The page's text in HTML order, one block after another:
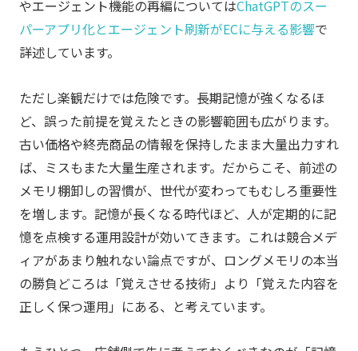
やエージェント機能の再編についてはChatGPTのスー
パーアプリ化とエージェント刷新がECに与える影響で
詳述しています。
ただし楽観だけでは危険です。長期記憶が強くなるほ
ど、誤った前提を覚えたときの影響範囲も広がります。
古い価格や終売商品の情報を保持したまま大量出力すれ
ば、ミスもまた大量生産されます。だからこそ、前述の
メモリ棚卸しの習慣が、世代が変わってもむしろ重要性
を増します。記憶が長くなる時代ほど、人が定期的に記
憶を点検する運用設計が効いてきます。これは競合メデ
ィアがあまり触れない論点ですが、ロングメモリの本当
の勝負どころは「覚えさせる技術」より「覚えた内容を
正しく保つ運用」にある、と考えています。